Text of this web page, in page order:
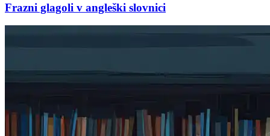
Frazni glagoli v angleški slovnici